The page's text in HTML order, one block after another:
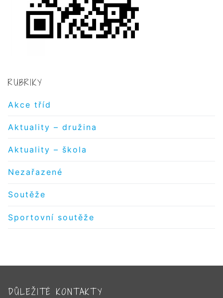
RUBRIKY
Akce tříd
Aktuality – družina
Aktuality – škola
Nezařazené
Soutěže
Sportovní soutěže
DŮLEŽITÉ KONTAKTY